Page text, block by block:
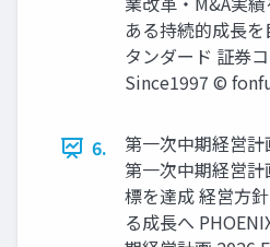
ある持続的成長
タンダード 証券
Since1997 ©
6.
第一次中期経営
第一次中期経営
標を達成 経営方
る成長へ